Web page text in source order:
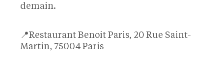
demain.
📍Restaurant Benoit Paris, 20 Rue Saint-
Martin, 75004 Paris